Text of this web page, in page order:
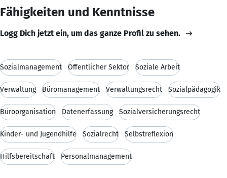
Fähigkeiten und Kenntnisse
Logg Dich jetzt ein, um das ganze Profil zu sehen.
Sozialmanagement Öffentlicher Sektor Soziale Arbeit
Verwaltung Büromanagement Verwaltungsrecht Sozialpädagogik
Büroorganisation Datenerfassung Sozialversicherungsrecht
Kinder- und Jugendhilfe Sozialrecht Selbstreflexion
Hilfsbereitschaft Personalmanagement